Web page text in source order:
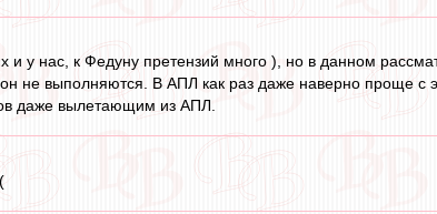
и у нас, к Федуну претензий много ), но в данном
не выполняются. В АПЛ как раз даже наверно проще с
даже вылетающим из АПЛ.